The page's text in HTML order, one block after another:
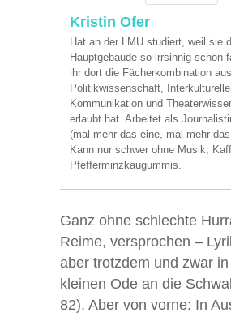
Kristin Ofer
Hat an der LMU studiert, weil sie
Hauptgebäude so irrsinnig schön
ihr dort die Fächerkombination aus
Politikwissenschaft,
Kommunikation und
erlaubt hat. Arbeitet als
(mal mehr das eine, mal mehr
Kann nur schwer ohne Musik,
Pfefferminzkaugummis.
Ganz ohne schlechte
Reime, versprochen –
aber trotzdem und zwar
kleinen Ode an die
82). Aber von vorne: In